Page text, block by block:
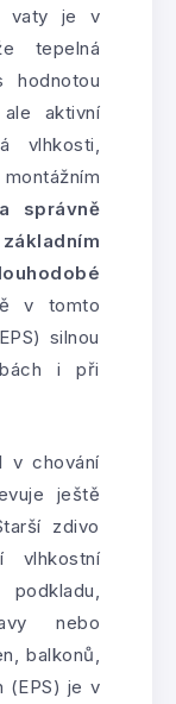
vaty je v
tepelná
hodnotou
aktivní
vlhkosti,
správně
v tomto
silnou
i při
v chování
ještě
zdivo
vlhkostní
podkladu,
nebo
balkonů,
(EPS) je v